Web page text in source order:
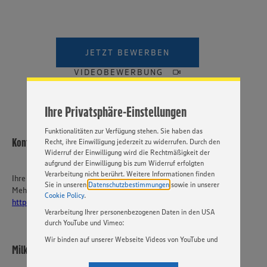
Ihre Privatsphäre-Einstellungen
Website zu personalisieren und Ihnen möglichst relevante
Inhalte anzubieten. Ihre Einwilligung in die Nutzung von
Cookies und anderer Technologien ist freiwillig und kann
„EINSTELLUNGEN ÄNDERN”. Bitte beachten Sie, dass auf
Basis Ihrer Einstellungen ggf. nicht mehr alle
Funktionalitäten zur Verfügung stehen. Sie haben das
Recht, ihre Einwilligung jederzeit zu widerrufen. Durch den
Widerruf der Einwilligung wird die Rechtmäßigkeit der
aufgrund der Einwilligung bis zum Widerruf erfolgten
Verarbeitung nicht berührt. Weitere Informationen finden
Sie in unseren Datenschutzbestimmungen sowie in unserer
Cookie Policy.
Verarbeitung Ihrer personenbezogenen Daten in den USA
durch YouTube und Vimeo:
Wir binden auf unserer Webseite Videos von YouTube und
Einstellungen bezüglich YouTube und Vimeo zu ändern,
JETZT BEWERBEN
VIDEOBEWERBUNG
Kontakt
Ihre Ansprechperson
Mehr über EDEKA Südwest:
https://karriere-edeka.de/
Milkau Frischemärkte KG